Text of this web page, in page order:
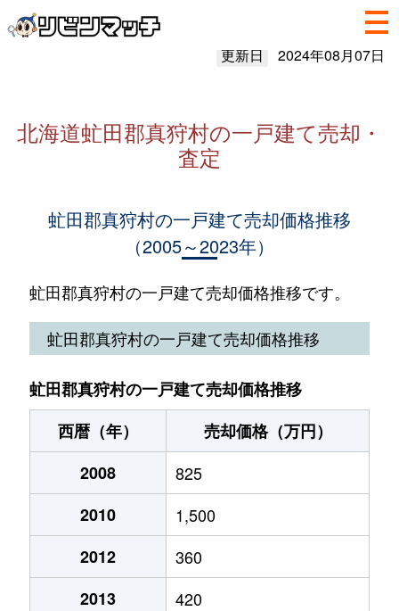
更新日 2024年08月07日
北海道虻田郡真狩村の一戸建て売却・
査定
虻田郡真狩村の一戸建て売却価格推移
（2005～2023年）
虻田郡真狩村の一戸建て売却価格推移です。
虻田郡真狩村の一戸建て売却価格推移
虻田郡真狩村の一戸建て売却価格推移
西暦（年）
売却価格（万円）
2008
825
2010
1,500
2012
360
2013
420